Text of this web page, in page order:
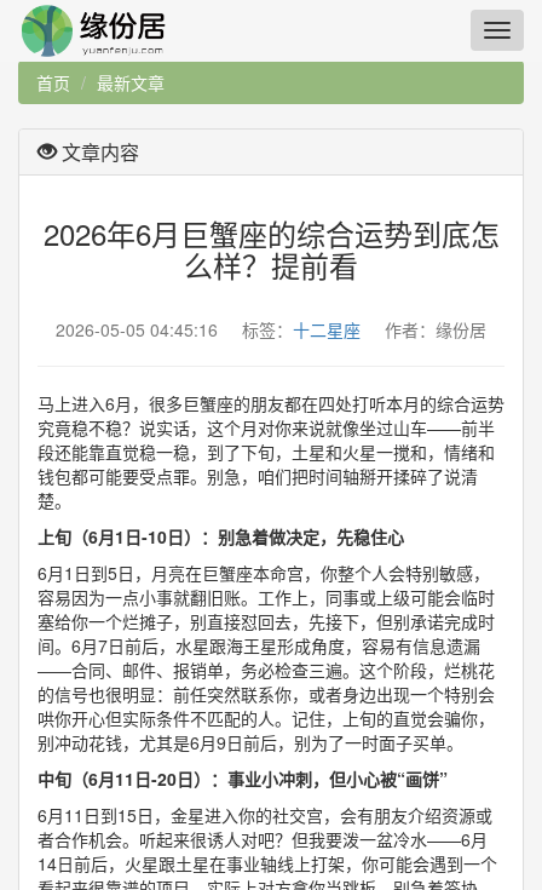
首页 最新文章
文章内容
2026年6月巨蟹座的综合运势到底怎
么样？提前看
2026-05-05 04:45:16 标签： 十二星座 作者：缘份居
马上进入6月，很多巨蟹座的朋友都在四处打听本月的综合运势
究竟稳不稳？说实话，这个月对你来说就像坐过山车——前半
段还能靠直觉稳一稳，到了下旬，土星和火星一搅和，情绪和
钱包都可能要受点罪。别急，咱们把时间轴掰开揉碎了说清
楚。
上旬（6月1日-10日）：别急着做决定，先稳住心
6月1日到5日，月亮在巨蟹座本命宫，你整个人会特别敏感，
容易因为一点小事就翻旧账。工作上，同事或上级可能会临时
塞给你一个烂摊子，别直接怼回去，先接下，但别承诺完成时
间。6月7日前后，水星跟海王星形成角度，容易有信息遗漏
——合同、邮件、报销单，务必检查三遍。这个阶段，烂桃花
的信号也很明显：前任突然联系你，或者身边出现一个特别会
哄你开心但实际条件不匹配的人。记住，上旬的直觉会骗你，
别冲动花钱，尤其是6月9日前后，别为了一时面子买单。
中旬（6月11日-20日）：事业小冲刺，但小心被“画饼”
6月11日到15日，金星进入你的社交宫，会有朋友介绍资源或
者合作机会。听起来很诱人对吧？但我要泼一盆冷水——6月
14日前后，火星跟土星在事业轴线上打架，你可能会遇到一个